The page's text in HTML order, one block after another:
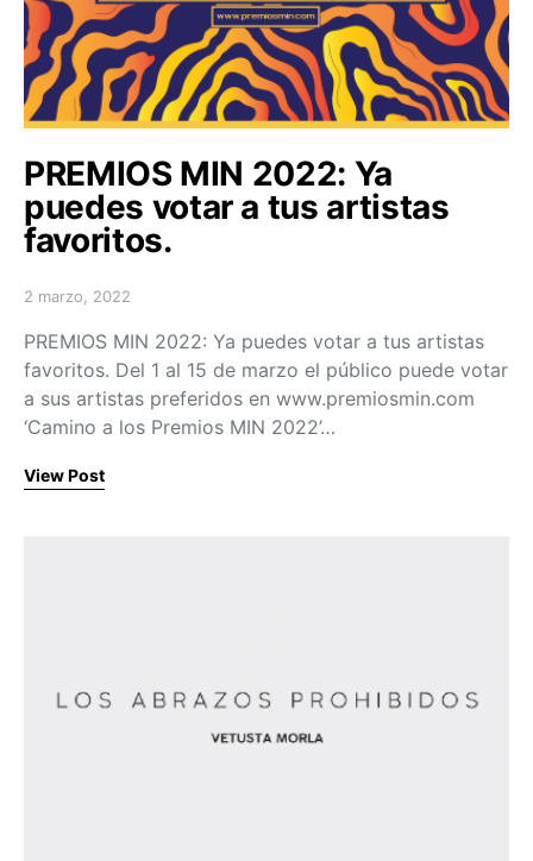
PREMIOS MIN 2022: Ya
puedes votar a tus artistas
favoritos.
Posted on
2 marzo, 2022
PREMIOS MIN 2022: Ya puedes votar a tus artistas
favoritos. Del 1 al 15 de marzo el público puede votar
a sus artistas preferidos en www.premiosmin.com
‘Camino a los Premios MIN 2022’…
View Post